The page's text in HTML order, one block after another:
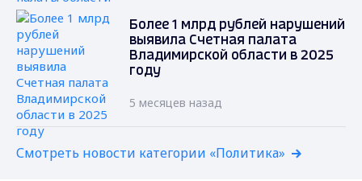
Более 1 млрд рублей нарушений
выявила Счетная палата
Владимирской области в 2025
году
5 месяцев назад
Смотреть новости категории «Политика»